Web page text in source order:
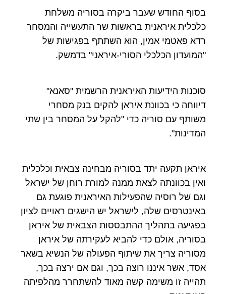
בסוף החודש שעבר ביקרה בסוריה משלחת
כלכלית איראנית בראשות שר התעשייה והמסחר
רדא פאטמי אמין, הוא השתתף בפגישות של
"המועדון הכלכלי הסורי-איראני" בדמשק.
סוכנות הידיעות האיראנית הרשמית "סאנא"
דיווחה כי בכוונת איראן להקים בנק מסחרי
משותף עם סוריה כדי "להקל על המסחר בין שתי
המדינות".
איראן תקעה יתד בסוריה מבחינה צבאית וכלכלית
ואין בכוונתה לצאת ממנה למורת רוחן של ישראל
וגם של רוסיה שהפעילות האיראנית פוגעת גם
באינטרסים שלה, לישראל יש הישגים ראויים לציון
בפגיעה בתהליך ההתבססות הצבאית של איראן
בסוריה, אולם כדי להביא לעקירתה של איראן
מסוריה צריך את שיתוף הפעולה של הנשיא בשאר
אסד, אשר איננו רוצה בכך, וגם אם ירצה בכך,
תהייה זו משימה קשה מאוד להשתחרר מהלפיתה